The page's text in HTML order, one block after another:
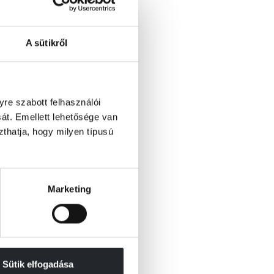
A sütikről
szabott felhasználói
Emellett lehetősége van
hogy milyen típusú
Marketing
Sütik elfogadása